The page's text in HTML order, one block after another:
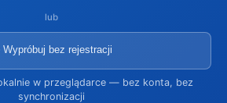
lub
bez rejestracji
w przeglądarce — bez konta, bez
synchronizacji